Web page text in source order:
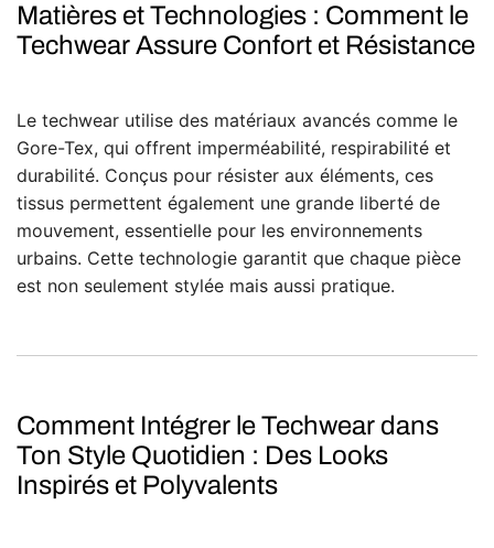
Matières et Technologies : Comment le
Techwear Assure Confort et Résistance
Le techwear utilise des matériaux avancés comme le
Gore-Tex, qui offrent imperméabilité, respirabilité et
durabilité. Conçus pour résister aux éléments, ces
tissus permettent également une grande liberté de
mouvement, essentielle pour les environnements
urbains. Cette technologie garantit que chaque pièce
est non seulement stylée mais aussi pratique.
Comment Intégrer le Techwear dans
Ton Style Quotidien : Des Looks
Inspirés et Polyvalents